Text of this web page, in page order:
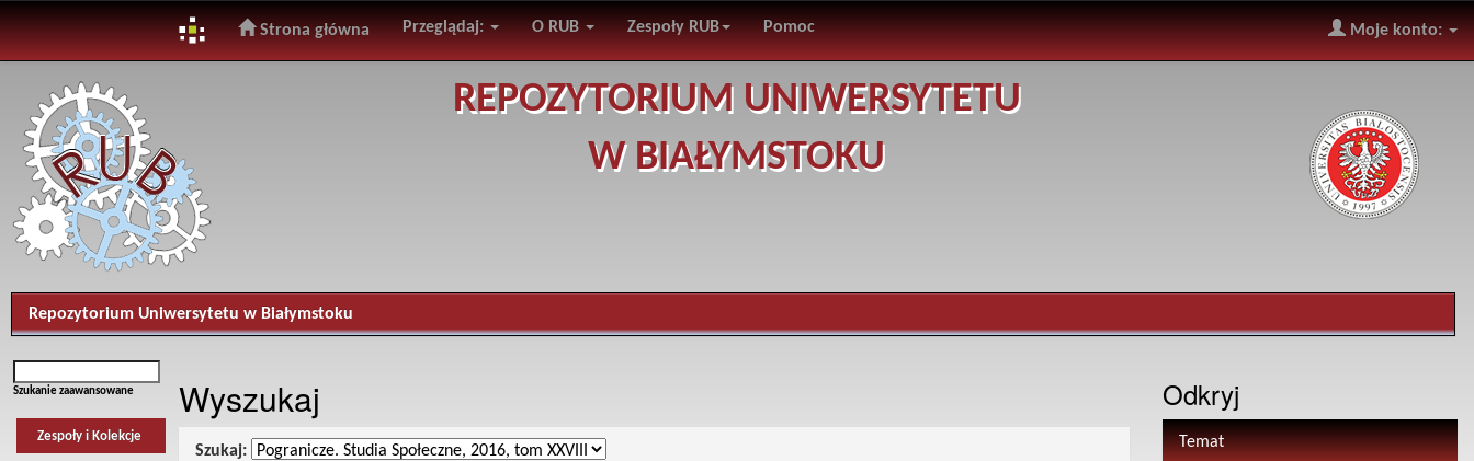
navigation
Strona główna Przeglądaj: O RUB Zespoły RUB Pomoc Moje konto:
REPOZYTORIUM UNIWERSYTETU
W BIAŁYMSTOKU
Repozytorium Uniwersytetu w Białymstoku
Szukanie zaawansowane
Zespoły i Kolekcje
Wyszukaj
Szukaj:
Odkryj
Temat